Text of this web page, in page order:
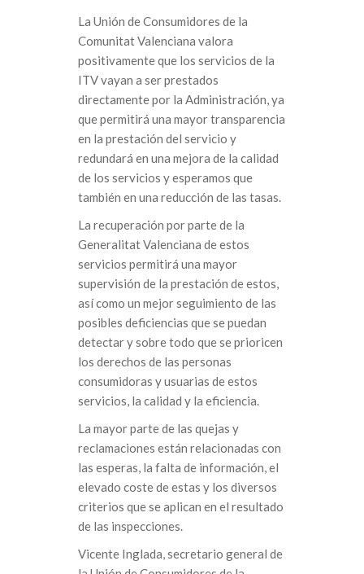
La Unión de Consumidores de la
Comunitat Valenciana valora
positivamente que los servicios de la
ITV vayan a ser prestados
directamente por la Administración, ya
que permitirá una mayor transparencia
en la prestación del servicio y
redundará en una mejora de la calidad
de los servicios y esperamos que
también en una reducción de las tasas.
La recuperación por parte de la
Generalitat Valenciana de estos
servicios permitirá una mayor
supervisión de la prestación de estos,
así como un mejor seguimiento de las
posibles deficiencias que se puedan
detectar y sobre todo que se prioricen
los derechos de las personas
consumidoras y usuarias de estos
servicios, la calidad y la eficiencia.
La mayor parte de las quejas y
reclamaciones están relacionadas con
las esperas, la falta de información, el
elevado coste de estas y los diversos
criterios que se aplican en el resultado
de las inspecciones.
Vicente Inglada, secretario general de